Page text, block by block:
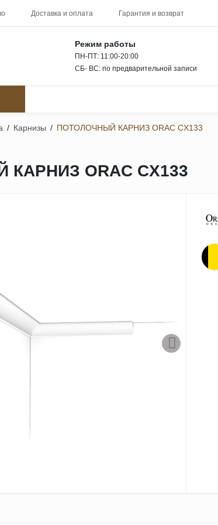
Доставка и оплата Гарантия и возврат
Режим работы
ПН-ПТ: 11:00-20:00
СБ- ВС: по предварительной записи
/ Карнизы / ПОТОЛОЧНЫЙ КАРНИЗ ORAC CX133
ORAC CX133